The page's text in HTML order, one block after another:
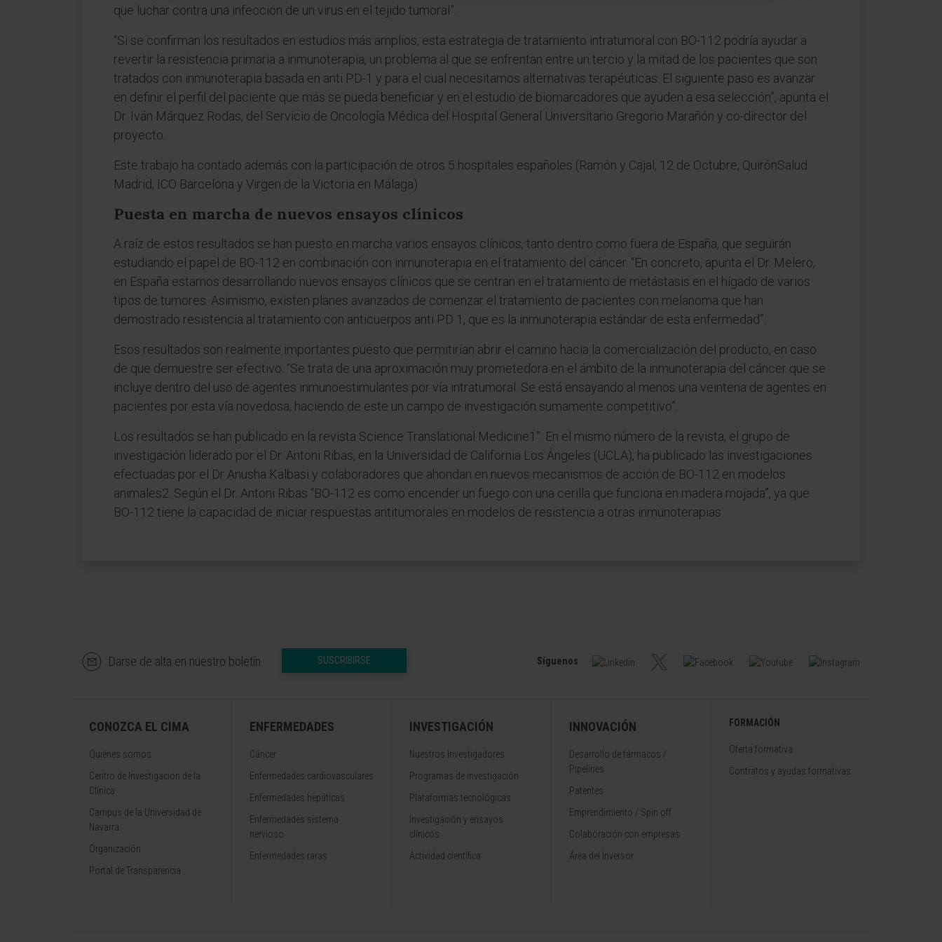
que luchar contra una infección de un virus en el tejido tumoral”.
“Si se confirman los resultados en estudios más amplios, esta estrategia de tratamiento intratumoral con BO-112 podría ayudar a
revertir la resistencia primaria a inmunoterapia, un problema al que se enfrentan entre un tercio y la mitad de los pacientes que son
tratados con inmunoterapia basada en anti PD-1 y para el cual necesitamos alternativas terapéuticas. El siguiente paso es avanzar
en definir el perfil del paciente que más se pueda beneficiar y en el estudio de biomarcadores que ayuden a esa selección”, apunta el
Dr. Iván Márquez Rodas, del Servicio de Oncología Médica del Hospital General Universitario Gregorio Marañón y co-director del
proyecto.
Este trabajo ha contado además con la participación de otros 5 hospitales españoles (Ramón y Cajal, 12 de Octubre, QuirónSalud
Madrid, ICO Barcelona y Virgen de la Victoria en Málaga).
Puesta en marcha de nuevos ensayos clínicos
A raíz de estos resultados se han puesto en marcha varios ensayos clínicos, tanto dentro como fuera de España, que seguirán
estudiando el papel de BO-112 en combinación con inmunoterapia en el tratamiento del cáncer. “En concreto, apunta el Dr. Melero,
en España estamos desarrollando nuevos ensayos clínicos que se centran en el tratamiento de metástasis en el hígado de varios
tipos de tumores. Asimismo, existen planes avanzados de comenzar el tratamiento de pacientes con melanoma que han
demostrado resistencia al tratamiento con anticuerpos anti PD 1, que es la inmunoterapia estándar de esta enfermedad”.
Esos resultados son realmente importantes puesto que permitirían abrir el camino hacia la comercialización del producto, en caso
de que demuestre ser efectivo. “Se trata de una aproximación muy prometedora en el ámbito de la inmunoterapia del cáncer que se
incluye dentro del uso de agentes inmunoestimulantes por vía intratumoral. Se está ensayando al menos una veintena de agentes en
pacientes por esta vía novedosa, haciendo de este un campo de investigación sumamente competitivo”.
Los resultados se han publicado en la revista Science Translational Medicine1”. En el mismo número de la revista, el grupo de
investigación liderado por el Dr. Antoni Ribas, en la Universidad de California Los Ángeles (UCLA), ha publicado las investigaciones
efectuadas por el Dr Anusha Kalbasi y colaboradores que ahondan en nuevos mecanismos de acción de BO-112 en modelos
animales2. Según el Dr. Antoni Ribas “BO-112 es como encender un fuego con una cerilla que funciona en madera mojada”, ya que
BO-112 tiene la capacidad de iniciar respuestas antitumorales en modelos de resistencia a otras inmunoterapias.
Darse de alta en nuestro boletín SUSCRIBIRSE Síguenos
CONOZCA EL CIMA
Quiénes somos
Centro de Investigacion de la
Clínica
Campus de la Universidad de
Navarra
Organización
Portal de Transparencia
ENFERMEDADES
Cáncer
Enfermedades cardiovasculares
Enfermedades hepáticas
Enfermedades sistema
nervioso
Enfermedades raras
INVESTIGACIÓN
Nuestros Investigadores
Programas de investigación
Plataformas tecnológicas
Investigación y ensayos
clínicos
Actividad científica
INNOVACIÓN
Desarrollo de fármacos /
Pipelines
Patentes
Emprendimiento / Spin off
Colaboración con empresas
Área del Inversor
FORMACIÓN
Oferta formativa
Contratos y ayudas formativas